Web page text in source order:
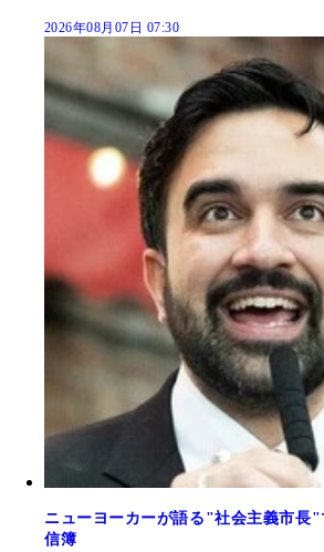
2026年08月07日 07:30
ニューヨーカーが語る"社会主義市長"
信簿